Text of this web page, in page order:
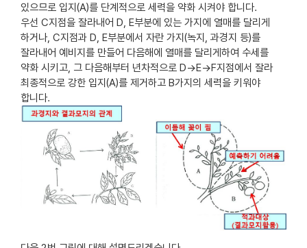
있으므로 입지(A)를 단계적으로 세력을 약화 시켜야 합니다.
우선 C지점을 잘라내어 D, E부분에 있는 가지에 열매를 달리게
하거나, C지점과 D, E부분에서 자란 가지(녹지, 과경지 등)를
잘라내어 예비지를 만들어 다음해에 열매를 달리게하여 수세를
약화 시키고, 그 다음해부터 년차적으로 D→E→F지점에서 잘라
최종적으로 강한 입지(A)를 제거하고 B가지의 세력을 키워야
합니다.